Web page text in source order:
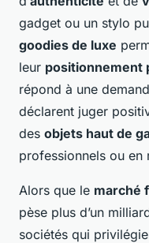
gadget ou un stylo
goodies de luxe
leur positionnement
répond à une
déclarent juger
des objets haut de
professionnels ou en
Alors que le marché
pèse plus d’un
sociétés qui